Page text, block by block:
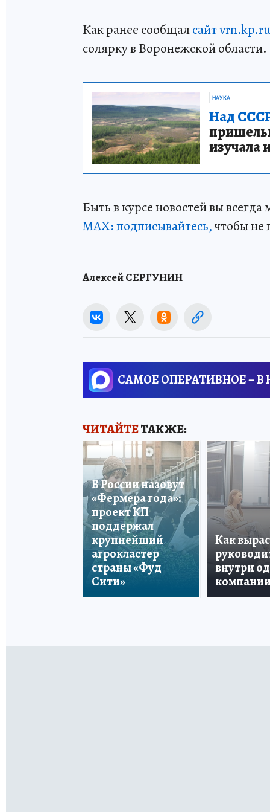
Как ранее сообщалсайт vrn.kp.ru
солярку в Воронежской области.
НАУКА
Над
изучала
Быть в курсе новостей вы
МАХ: подписывайтесь,чтобы не
Алексей СЕРГУНИН
САМОЕ ОПЕРАТИВНОЕ – В
ЧИТАЙТЕТАКЖЕ:
В России назовут
«Фермера года»:
проект КП
поддержал
крупнейший
агрокластер
страны «Фуд
Сити»
Как
внутри